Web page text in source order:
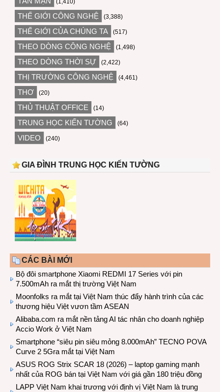
(1,410)
THẾ GIỚI CÔNG NGHỆ (3,388)
THẾ GIỚI CỦA CHÚNG TA (517)
THEO DÒNG CÔNG NGHỆ (1,498)
THEO DÒNG THỜI SỰ (2,422)
THỊ TRƯỜNG CÔNG NGHỆ (4,461)
THƠ (20)
THỦ THUẬT OFFICE (14)
TRUNG HỌC KIẾN TƯỜNG (64)
VIDEO (240)
GIA ĐÌNH TRUNG HỌC KIẾN TƯỜNG
CÁC BÀI MỚI
Bộ đôi smartphone Xiaomi REDMI 17 Series với pin
7.500mAh ra mắt thị trường Việt Nam
Moonfolks ra mắt tại Việt Nam thúc đẩy hành trình của các
thương hiệu Việt vươn tầm ASEAN
Alibaba.com ra mắt nền tảng AI tác nhân cho doanh nghiệp
Accio Work ở Việt Nam
Smartphone “siêu pin siêu mỏng 8.000mAh” TECNO POVA
Curve 2 5Gra mắt tại Việt Nam
ASUS ROG Strix SCAR 18 (2026) – laptop gaming mạnh
nhất của ROG bán tại Việt Nam với giá gần 180 triệu đồng
LAPP Việt Nam khai trương với định vị Việt Nam là trung